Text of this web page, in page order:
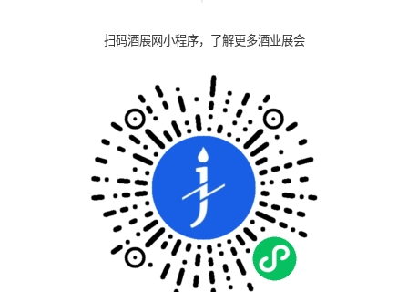
扫码酒展网小程序，了解更多酒业展会